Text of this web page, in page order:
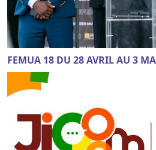
FEMUA 18 DU 28 AVRIL AU 3